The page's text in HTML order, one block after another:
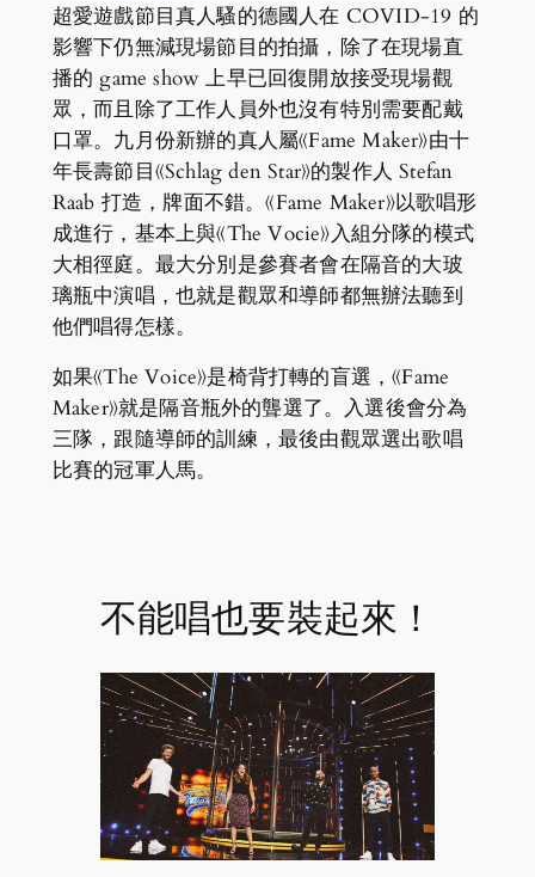
超愛遊戲節目真人騷的德國人在 COVID-19 的
影響下仍無減現場節目的拍攝，除了在現場直
播的 game show 上早已回復開放接受現場觀
眾，而且除了工作人員外也沒有特別需要配戴
口罩。九月份新辦的真人屬《Fame Maker》由十
年長壽節目《Schlag den Star》的製作人 Stefan
Raab 打造，牌面不錯。《Fame Maker》以歌唱形
成進行，基本上與《The Vocie》入組分隊的模式
大相徑庭。最大分別是參賽者會在隔音的大玻
璃瓶中演唱，也就是觀眾和導師都無辦法聽到
他們唱得怎樣。
如果《The Voice》是椅背打轉的盲選，《Fame
Maker》就是隔音瓶外的聾選了。入選後會分為
三隊，跟隨導師的訓練，最後由觀眾選出歌唱
比賽的冠軍人馬。
不能唱也要裝起來！